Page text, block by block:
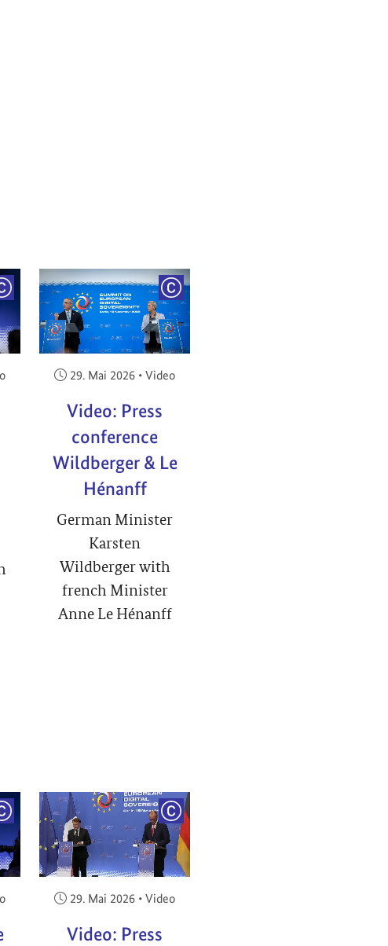
COPYRIGHT COPYRIGHT
Veröffentlicht am:
29. Mai 2026 • Video
Video: Press
conference
Wildberger & Le
Hénanff
German Minister
Karsten
Wildberger with
french Minister
Anne Le Hénanff
COPYRIGHT COPYRIGHT
Veröffentlicht am:
29. Mai 2026 • Video
Video: Press